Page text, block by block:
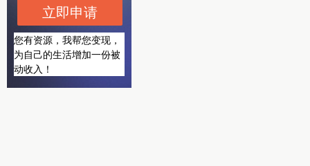
立即申请
您有资源，我帮您变现，
为自己的生活增加一份被
动收入！